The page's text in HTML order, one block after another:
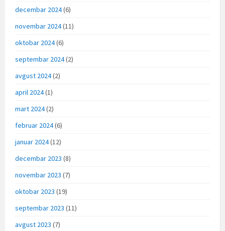
decembar 2024(6)
novembar 2024(11)
oktobar 2024(6)
septembar 2024(2)
avgust 2024(2)
april 2024(1)
mart 2024(2)
februar 2024(6)
januar 2024(12)
decembar 2023 (8)
novembar 2023 (7)
oktobar 2023 (19)
septembar 2023 (11)
avgust 2023 (7)